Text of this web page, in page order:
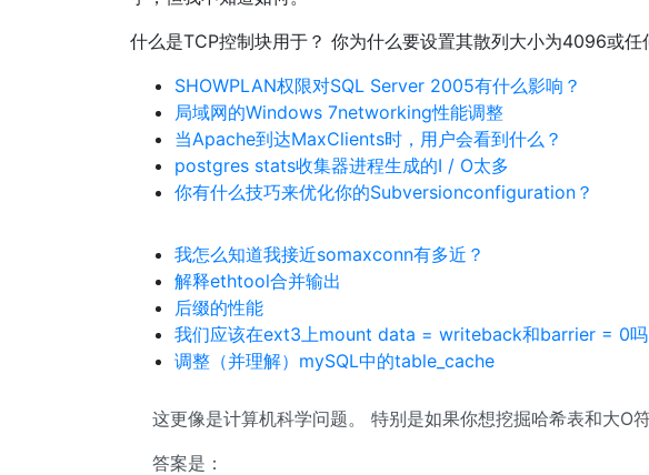
什么是TCP控制块用于？ 你为什么要设置其散列大小为4096或任
SHOWPLAN权限对SQL Server 2005有什么影响？
局域网的Windows 7networking性能调整
当Apache到达MaxClients时，用户会看到什么？
postgres stats收集器进程生成的I / O太多
你有什么技巧来优化你的Subversionconfiguration？
我怎么知道我接近somaxconn有多近？
解释ethtool合并输出
后缀的性能
我们应该在ext3上mount data = writeback和barrier = 0吗
调整（并理解）mySQL中的table_cache
这更像是计算机科学问题。 特别是如果你想挖掘哈希表和大O符
答案是：